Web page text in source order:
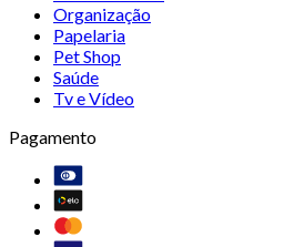
Organização
Papelaria
Pet Shop
Saúde
Tv e Vídeo
Pagamento